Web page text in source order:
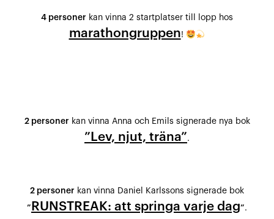
4 personer kan vinna 2 startplatser till lopp hos
marathongruppen!
2 personer kan vinna Anna och Emils signerade nya bok
”Lev, njut, träna”.
2 personer kan vinna Daniel Karlssons signerade bok
” RUNSTREAK: att springa varje dag”.